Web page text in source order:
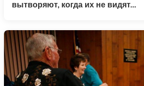
вытворяют, когда их не видят...